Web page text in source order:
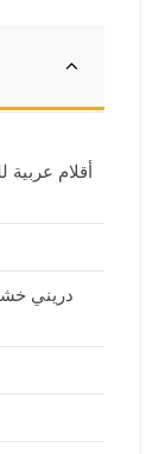
أقلام عربية
دريني